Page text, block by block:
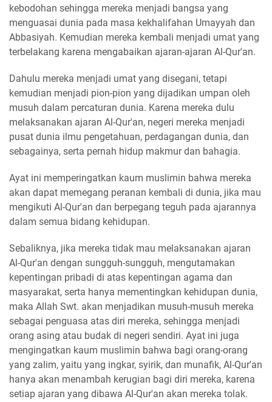
kebodohan sehingga mereka menjadi bangsa yang
menguasai dunia pada masa kekhalifahan Umayyah dan
Abbasiyah. Kemudian mereka kembali menjadi umat yang
terbelakang karena mengabaikan ajaran-ajaran Al-Qur'an.
Dahulu mereka menjadi umat yang disegani, tetapi
kemudian menjadi pion-pion yang dijadikan umpan oleh
musuh dalam percaturan dunia. Karena mereka dulu
melaksanakan ajaran Al-Qur'an, negeri mereka menjadi
pusat dunia ilmu pengetahuan, perdagangan dunia, dan
sebagainya, serta pernah hidup makmur dan bahagia.
Ayat ini memperingatkan kaum muslimin bahwa mereka
akan dapat memegang peranan kembali di dunia, jika mau
mengikuti Al-Qur'an dan berpegang teguh pada ajarannya
dalam semua bidang kehidupan.
Sebaliknya, jika mereka tidak mau melaksanakan ajaran
Al-Qur'an dengan sungguh-sungguh, mengutamakan
kepentingan pribadi di atas kepentingan agama dan
masyarakat, serta hanya mementingkan kehidupan dunia,
maka Allah Swt. akan menjadikan musuh-musuh mereka
sebagai penguasa atas diri mereka, sehingga menjadi
orang asing atau budak di negeri sendiri. Ayat ini juga
mengingatkan kaum muslimin bahwa bagi orang-orang
yang zalim, yaitu yang ingkar, syirik, dan munafik, Al-Qur'an
hanya akan menambah kerugian bagi diri mereka, karena
setiap ajaran yang dibawa Al-Qur'an akan mereka tolak.